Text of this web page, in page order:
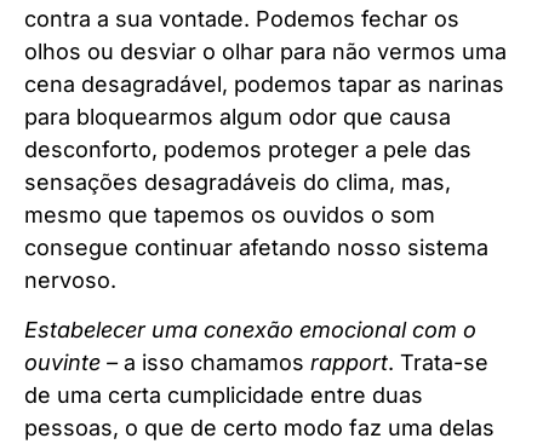
contra a sua vontade. Podemos fechar os
olhos ou desviar o olhar para não vermos uma
cena desagradável, podemos tapar as narinas
para bloquearmos algum odor que causa
desconforto, podemos proteger a pele das
sensações desagradáveis do clima, mas,
mesmo que tapemos os ouvidos o som
consegue continuar afetando nosso sistema
nervoso.
Estabelecer uma conexão emocional com o
ouvinte –a isso chamamos rapport. Trata-se
de uma certa cumplicidade entre duas
pessoas, o que de certo modo faz uma delas